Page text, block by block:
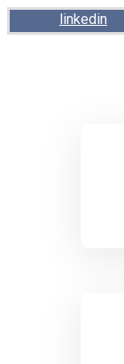
linkedin